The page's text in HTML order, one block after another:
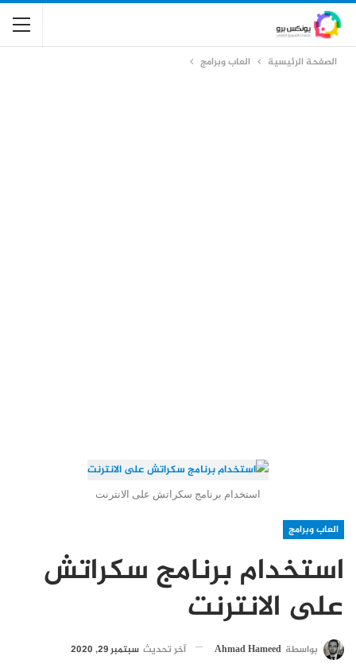
الصفحة الرئيسية العاب وبرامج
استخدام برنامج سكراتش على الانترنت
العاب وبرامج
استخدام برنامج سكراتش
على الانترنت
بواسطة Ahmad Hameed آخر تحديث سبتمبر 29, 2020